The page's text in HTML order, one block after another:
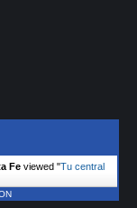
Fe viewed "Tu central